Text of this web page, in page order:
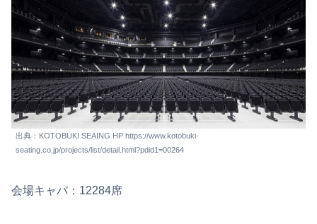
出典：KOTOBUKI SEAING HP https://www.kotobuki-
seating.co.jp/projects/list/detail.html?pdid1=00264
会場キャパ：12284席